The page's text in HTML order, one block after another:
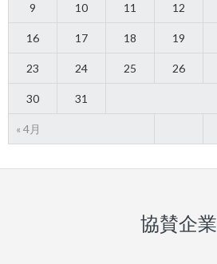
« 4月
9 10 11 12
16 17 18 19
23 24 25 26
30 31
協賛企業